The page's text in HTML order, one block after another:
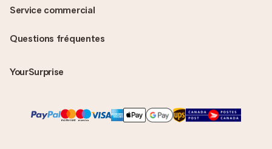
Questions fréquentes
YourSurprise
Service commercial